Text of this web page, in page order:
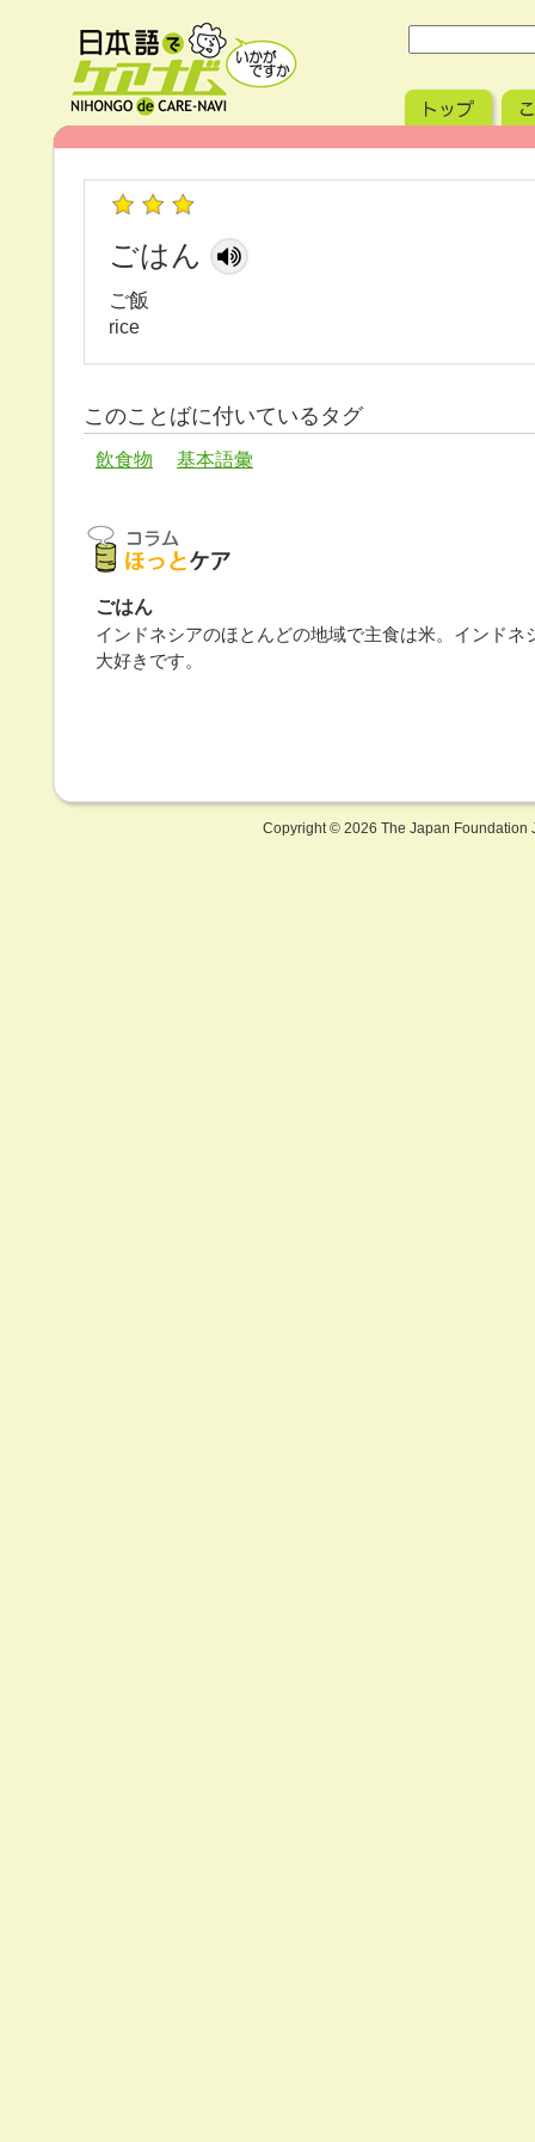
ごはん
ご飯
rice
このことばに付いているタグ
飲食物 基本語彙
ごはん
インドネシアのほとんどの地域で主食は米。インドネ
大好きです。
Copyright © 2026 The Japan Foundation